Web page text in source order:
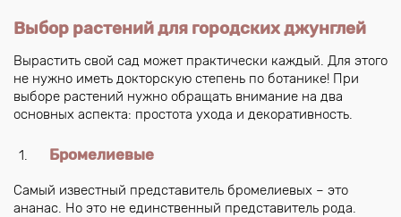
Выбор растений для городских джунглей
Вырастить свой сад может практически каждый. Для этого
не нужно иметь докторскую степень по ботанике! При
выборе растений нужно обращать внимание на два
основных аспекта: простота ухода и декоративность.
Бромелиевые
Самый известный представитель бромелиевых – это
ананас. Но это не единственный представитель рода.